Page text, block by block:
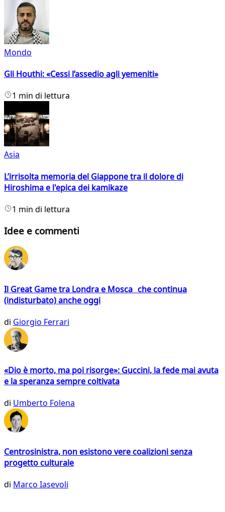
Mondo
Gli Houthi: «Cessi l’assedio agli yemeniti»
1 min di lettura
Asia
L’irrisolta memoria del Giappone tra il dolore di
Hiroshima e l'epica dei kamikaze
1 min di lettura
Idee e commenti
Il Great Game tra Londra e Mosca che continua
(indisturbato) anche oggi
di Giorgio Ferrari
«Dio è morto, ma poi risorge»: Guccini, la fede mai avuta
e la speranza sempre coltivata
di Umberto Folena
Centrosinistra, non esistono vere coalizioni senza
progetto culturale
di Marco Iasevoli